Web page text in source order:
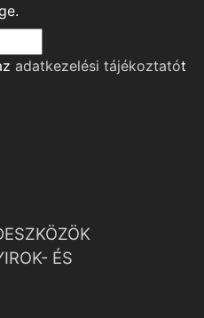
adatkezelési tájékoztatót
ÉS